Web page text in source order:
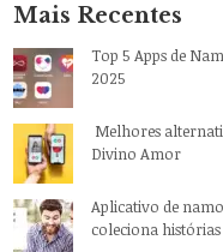
Mais Recentes
Top 5 Apps de
2025
Melhores
Divino Amor
Aplicativo de
coleciona histórias